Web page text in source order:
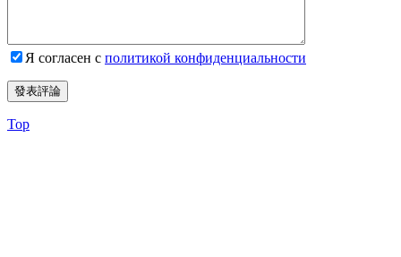
Я согласен с политикой конфиденциальности
Top